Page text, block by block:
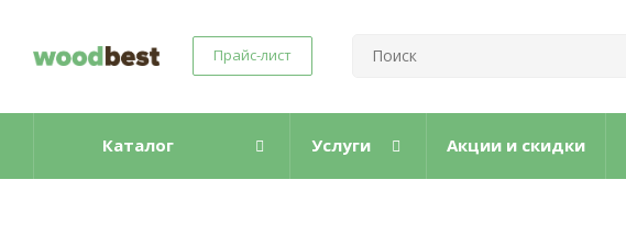
Прайс-лист
Каталог Услуги Акции и скидки